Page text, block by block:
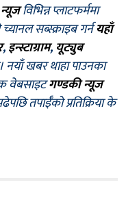
विभिन्न प्लाटफर्ममा
सब्स्क्राइब गर्नयहाँ
,इन्स्टाग्राम, यूट्युब
नयाँ खबर थाहा पाउनका
वेबसाइटगण्डकी न्यूज
तपाईँको प्रतिक्रिया के